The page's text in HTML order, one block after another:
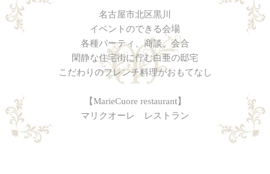
名古屋市北区黒川
イベントのできる会場
各種パーティ、商談、会合
閑静な住宅街に佇む白亜の邸宅
こだわりのフレンチ料理がおもてなし
【MarieCuore restaurant】
マリクオーレ レストラン